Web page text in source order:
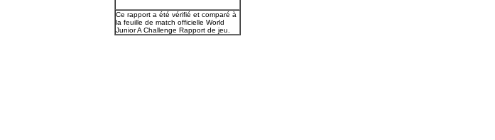
Ce rapport a été vérifié et comparé à
la feuille de match officielle World
Junior A Challenge Rapport de jeu.